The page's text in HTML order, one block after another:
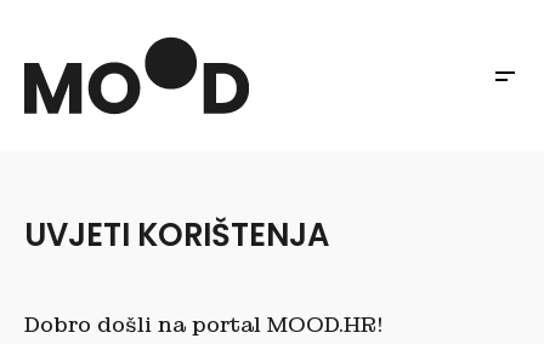
UVJETI KORIŠTENJA
Dobro došli na portal MOOD.HR!